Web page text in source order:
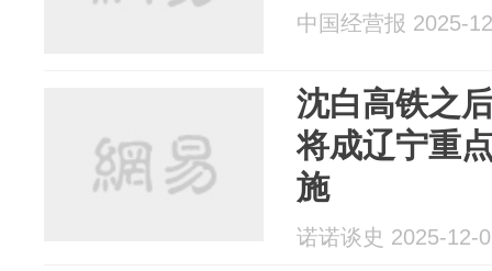
中国经营报 2025-
沈白高铁之
将成辽宁重
施
诺诺谈史 2025-12-